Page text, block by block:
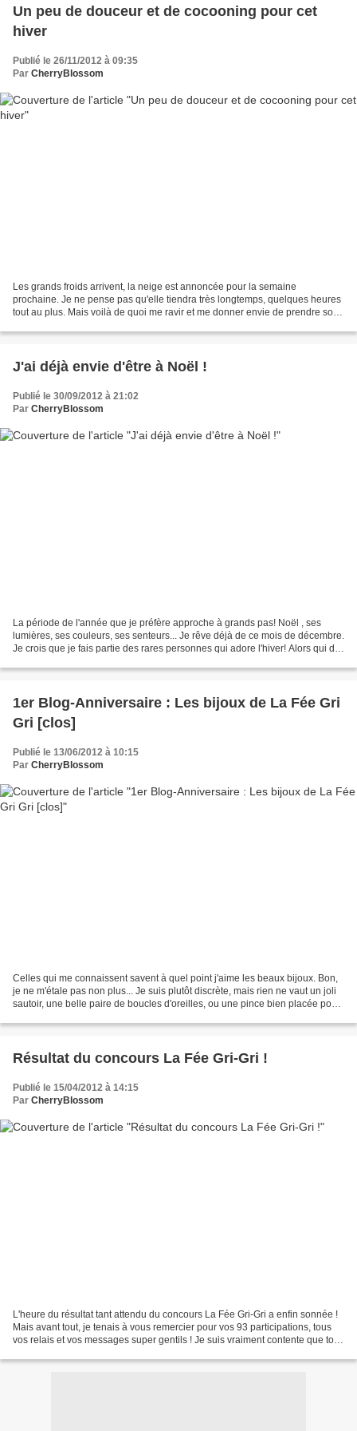
Un peu de douceur et de cocooning pour cet
hiver
Publié le 26/11/2012 à 09:35
Par CherryBlossom
Les grands froids arrivent, la neige est annoncée pour la semaine
prochaine. Je ne pense pas qu'elle tiendra très longtemps, quelques heures
tout au plus. Mais voilà de quoi me ravir et me donner envie de prendre soin
J'ai déjà envie d'être à Noël !
Publié le 30/09/2012 à 21:02
Par CherryBlossom
La période de l'année que je préfère approche à grands pas! Noël , ses
lumières, ses couleurs, ses senteurs... Je rêve déjà de ce mois de décembre.
Je crois que je fais partie des rares personnes qui adore l'hiver! Alors qui dit
1er Blog-Anniversaire : Les bijoux de La Fée Gri
Gri [clos]
Publié le 13/06/2012 à 10:15
Par CherryBlossom
Celles qui me connaissent savent à quel point j'aime les beaux bijoux. Bon,
je ne m'étale pas non plus... Je suis plutôt discrète, mais rien ne vaut un joli
sautoir, une belle paire de boucles d'oreilles, ou une pince bien placée pour
Résultat du concours La Fée Gri-Gri !
Publié le 15/04/2012 à 14:15
Par CherryBlossom
L'heure du résultat tant attendu du concours La Fée Gri-Gri a enfin sonnée !
Mais avant tout, je tenais à vous remercier pour vos 93 participations, tous
vos relais et vos messages super gentils ! Je suis vraiment contente que tout